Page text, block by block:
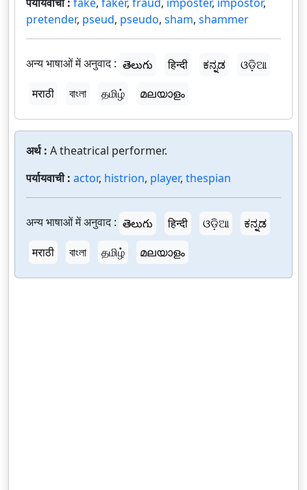
pretender, pseud, pseudo, sham, shammer
अन्य भाषाओं में अनुवाद : తెలుగు हिन्दी ಕನ್ನಡ
ଓଡ଼ିଆ
मराठी
বাংলা தமிழ் മലയാളം
अर्थ : A theatrical performer.
पर्यायवाची : actor, histrion, player, thespian
अन्य भाषाओं में अनुवाद : తెలుగు हिन्दी ଓଡ଼ିଆ
ಕನ್ನಡ
मराठी
বাংলা தமிழ் മലയാളം